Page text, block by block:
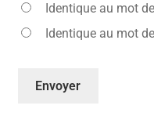
Identique au mot
Identique au mot